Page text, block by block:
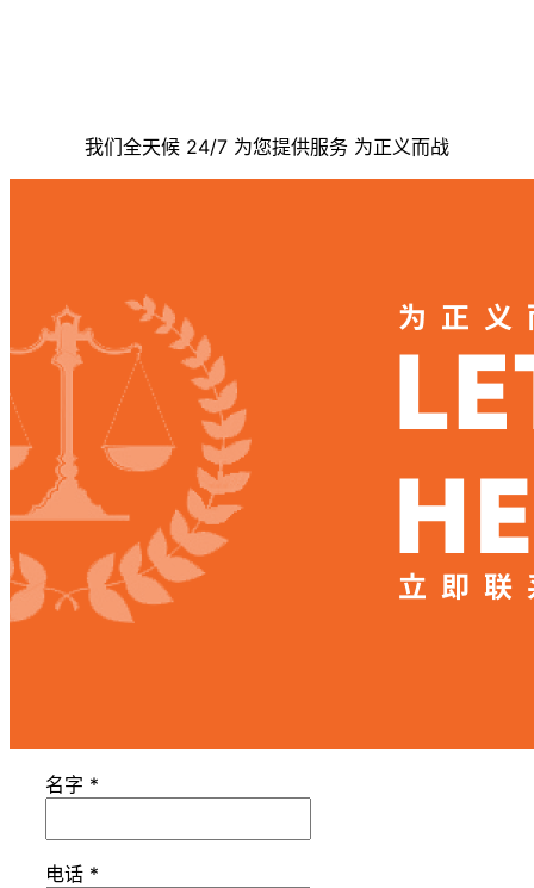
我们全天候 24/7 为您提供服务 为正义而战
名字 *
电话 *